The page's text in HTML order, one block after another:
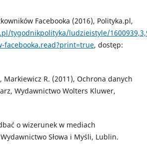
Facebooka (2016), Polityka.pl,
tygodnikpolityka/ludzieistyle/
facebooka.read?print=true, dostęp:
Markiewicz R. (2011), Ochrona danych
Wydawnictwo Wolters Kluwer,
o wizerunek w mediach
Słowa i Myśli, Lublin.